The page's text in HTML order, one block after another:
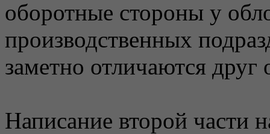
оборотные стороны у
производственных
заметно отличаются
Написание второй части